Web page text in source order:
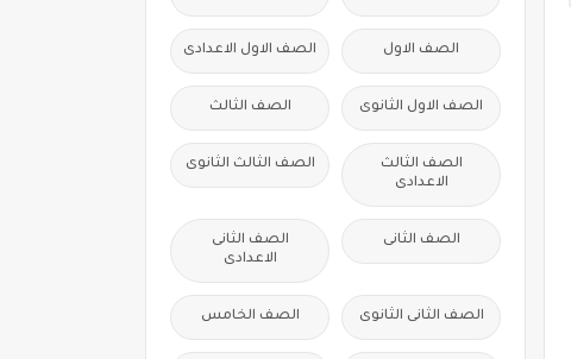
الصف الاول الصف الاول الاعدادى
الصف الاول الثانوى الصف الثالث
الصف الثالث
الاعدادى
الصف الثالث الثانوى
الصف الثانى
الصف الثانى
الاعدادى
الصف الثانى الثانوى الصف الخامس